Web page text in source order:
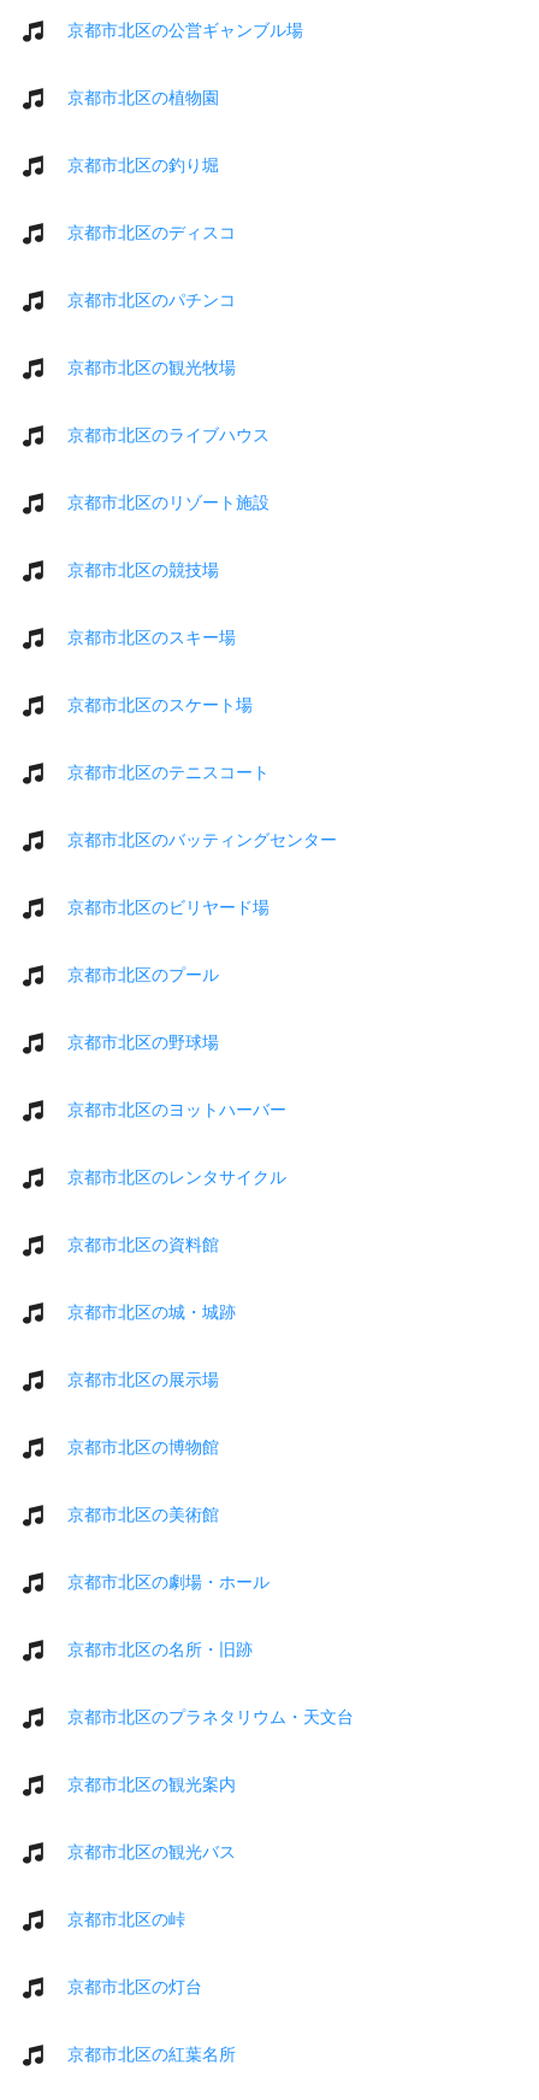
京都市北区の公営ギャンブル場
京都市北区の植物園
京都市北区の釣り堀
京都市北区のディスコ
京都市北区のパチンコ
京都市北区の観光牧場
京都市北区のライブハウス
京都市北区のリゾート施設
京都市北区の競技場
京都市北区のスキー場
京都市北区のスケート場
京都市北区のテニスコート
京都市北区のバッティングセンター
京都市北区のビリヤード場
京都市北区のプール
京都市北区の野球場
京都市北区のヨットハーバー
京都市北区のレンタサイクル
京都市北区の資料館
京都市北区の城・城跡
京都市北区の展示場
京都市北区の博物館
京都市北区の美術館
京都市北区の劇場・ホール
京都市北区の名所・旧跡
京都市北区のプラネタリウム・天文台
京都市北区の観光案内
京都市北区の観光バス
京都市北区の峠
京都市北区の灯台
京都市北区の紅葉名所